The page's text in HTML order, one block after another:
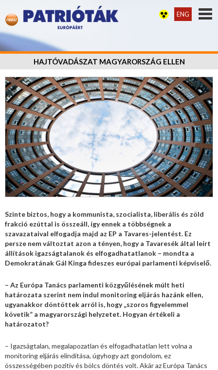
ENG
HAJTÓVADÁSZAT MAGYARORSZÁG ELLEN
Szinte biztos, hogy a kommunista, szocialista, liberális és zöld
frakció ezúttal is összeáll, így ennek a többségnek a
szavazataival elfogadja majd az EP a Tavares-jelentést. Ez
persze nem változtat azon a tényen, hogy a Tavaresék által leírt
állítások igazságtalanok és elfogadhatatlanok – mondta a
Demokratának Gál Kinga fideszes európai parlamenti képviselő.
– Az Európa Tanács parlamenti közgyűlésének múlt heti
határozata szerint nem indul monitoring eljárás hazánk ellen,
ugyanakkor döntöttek arról is, hogy „szoros figyelemmel
követik” a magyarországi helyzetet. Hogyan értékeli a
határozatot?
– Igazságtalan, megalapozatlan és elfogadhatatlan lett volna a
monitoring eljárás elindítása, úgyhogy azt gondolom, ez
összességében pozitív és bölcs döntés volt. Akár az Európa Tanács